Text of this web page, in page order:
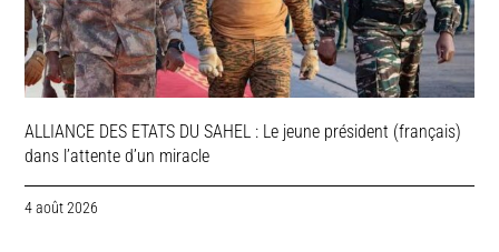
ALLIANCE DES ETATS DU SAHEL : Le jeune président (français)
dans l’attente d’un miracle
4 août 2026